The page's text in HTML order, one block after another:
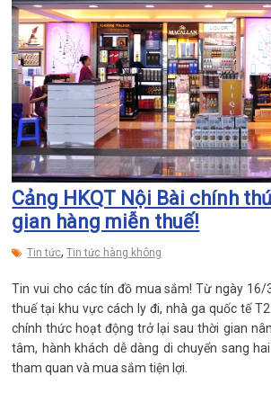
Cảng HKQT Nội Bài chính
gian hàng miễn thuế!
Tin tức,Tin tức hàng không
Tin vui cho các tín đồ mua sắm! Từ ngày 16/
thuế tại khu vực cách ly đi, nhà ga quốc tế
chính thức hoạt động trở lại sau thời gian
tâm, hành khách dễ dàng di chuyển sang
tham quan và mua sắm tiện lợi.